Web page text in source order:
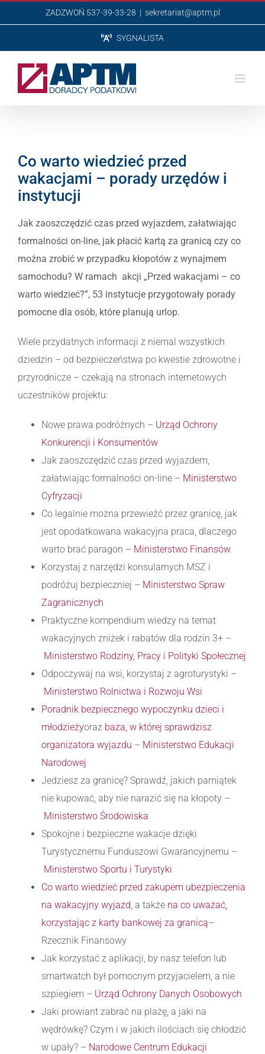
do
ZADZWOŃ 537-39-33-28 | sekretariat@aptm.pl
SYGNALISTA
Co warto wiedzieć przed
wakacjami – porady urzędów i
instytucji
Jak zaoszczędzić czas przed wyjazdem, załatwiając
formalności on-line, jak płacić kartą za granicą czy co
można zrobić w przypadku kłopotów z wynajmem
samochodu? W ramach akcji „Przed wakacjami – co
warto wiedzieć?”, 53 instytucje przygotowały porady
pomocne dla osób, które planują urlop.
Wiele przydatnych informacji z niemal wszystkich
dziedzin – od bezpieczeństwa po kwestie zdrowotne i
przyrodnicze – czekają na stronach internetowych
uczestników projektu:
Nowe prawa podróżnych – Urząd Ochrony
Konkurencji i Konsumentów
Jak zaoszczędzić czas przed wyjazdem,
załatwiając formalności on-line – Ministerstwo
Cyfryzacji
Co legalnie można przewieźć przez granicę, jak
jest opodatkowana wakacyjna praca, dlaczego
warto brać paragon – Ministerstwo Finansów
Korzystaj z narzędzi konsularnych MSZ i
podróżuj bezpieczniej – Ministerstwo Spraw
Zagranicznych
Praktyczne kompendium wiedzy na temat
wakacyjnych zniżek i rabatów dla rodzin 3+ –
Ministerstwo Rodziny, Pracy i Polityki Społecznej
Odpoczywaj na wsi, korzystaj z agroturystyki –
Ministerstwo Rolnictwa i Rozwoju Wsi
Poradnik bezpiecznego wypoczynku dzieci i
młodzieżyoraz baza, w której sprawdzisz
organizatora wyjazdu – Ministerstwo Edukacji
Narodowej
Jedziesz za granicę? Sprawdź, jakich pamiątek
nie kupować, aby nie narazić się na kłopoty –
Ministerstwo Środowiska
Spokojne i bezpieczne wakacje dzięki
Turystycznemu Funduszowi Gwarancyjnemu –
Ministerstwo Sportu i Turystyki
Co warto wiedzieć przed zakupem ubezpieczenia
na wakacyjny wyjazd, a także na co uważać,
korzystając z karty bankowej za granicą–
Rzecznik Finansowy
Jak korzystać z aplikacji, by nasz telefon lub
smartwatch był pomocnym przyjacielem, a nie
szpiegiem – Urząd Ochrony Danych Osobowych
Jaki prowiant zabrać na plażę, a jaki na
wędrówkę? Czym i w jakich ilościach się chłodzić
w upały? – Narodowe Centrum Edukacji